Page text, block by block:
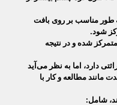
طور مناسب بر روی بافت
شود.
شده و در نتیجه
دارد، اما به نظر می‌آید
مانند مطالعه و کار با
شامل: